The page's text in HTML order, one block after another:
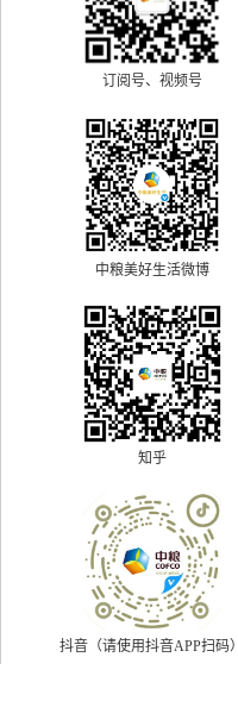
订阅号、视频号
中粮美好生活微博
知乎
抖音（请使用抖音APP扫码）